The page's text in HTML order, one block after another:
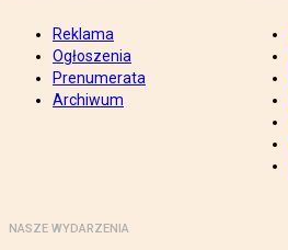
Reklama
Ogłoszenia
Prenumerata
Archiwum
NASZE WYDARZENIA